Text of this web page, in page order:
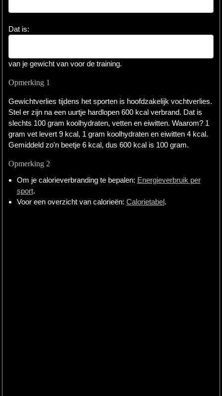
Dat is:
van je gewicht van voor de training.
Opmerking 1
Gewichtverlies tijdens het sporten is hoofdzakelijk vochtverlies.
Stel er zijn na een uurtje hardlopen 600 kcal verbrand. Dat is
slechts 100 gram koolhydraten, vetten en eiwitten. Waarom? 1
gram vet levert 9 kcal, 1 gram koolhydraten en eiwitten 4 kcal.
Gemiddeld zo'n beetje 6 kcal, dus 600 kcal is 100 gram.
Opmerking 2
Om je calorieverbranding te bepalen: Energieverbruik per
sport.
Voor een overzicht van calorieën: Calorietabel.